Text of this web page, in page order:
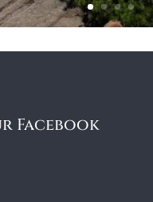
Facebook